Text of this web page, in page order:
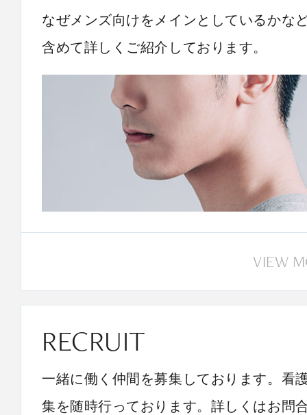
なぜメンズ向けをメインとしているかな
含めて詳しくご紹介しております。
VIEW
RECRUIT
一緒に働く仲間を募集しております。看
集を随時行っております。詳しくはお問